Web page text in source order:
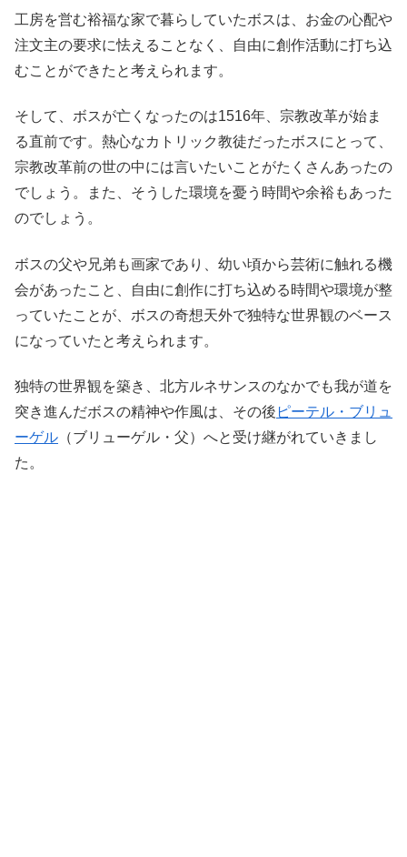
工房を営む裕福な家で暮らしていたボスは、お金の心配や
注文主の要求に怯えることなく、自由に創作活動に打ち込
むことができたと考えられます。
そして、ボスが亡くなったのは1516年、宗教改革が始ま
る直前です。熱心なカトリック教徒だったボスにとって、
宗教改革前の世の中には言いたいことがたくさんあったの
でしょう。また、そうした環境を憂う時間や余裕もあった
のでしょう。
ボスの父や兄弟も画家であり、幼い頃から芸術に触れる機
会があったこと、自由に創作に打ち込める時間や環境が整
っていたことが、ボスの奇想天外で独特な世界観のベース
になっていたと考えられます。
独特の世界観を築き、北方ルネサンスのなかでも我が道を
突き進んだボスの精神や作風は、その後 ピーテル・ブリュ
ーゲル （ブリューゲル・父）へと受け継がれていきまし
た。